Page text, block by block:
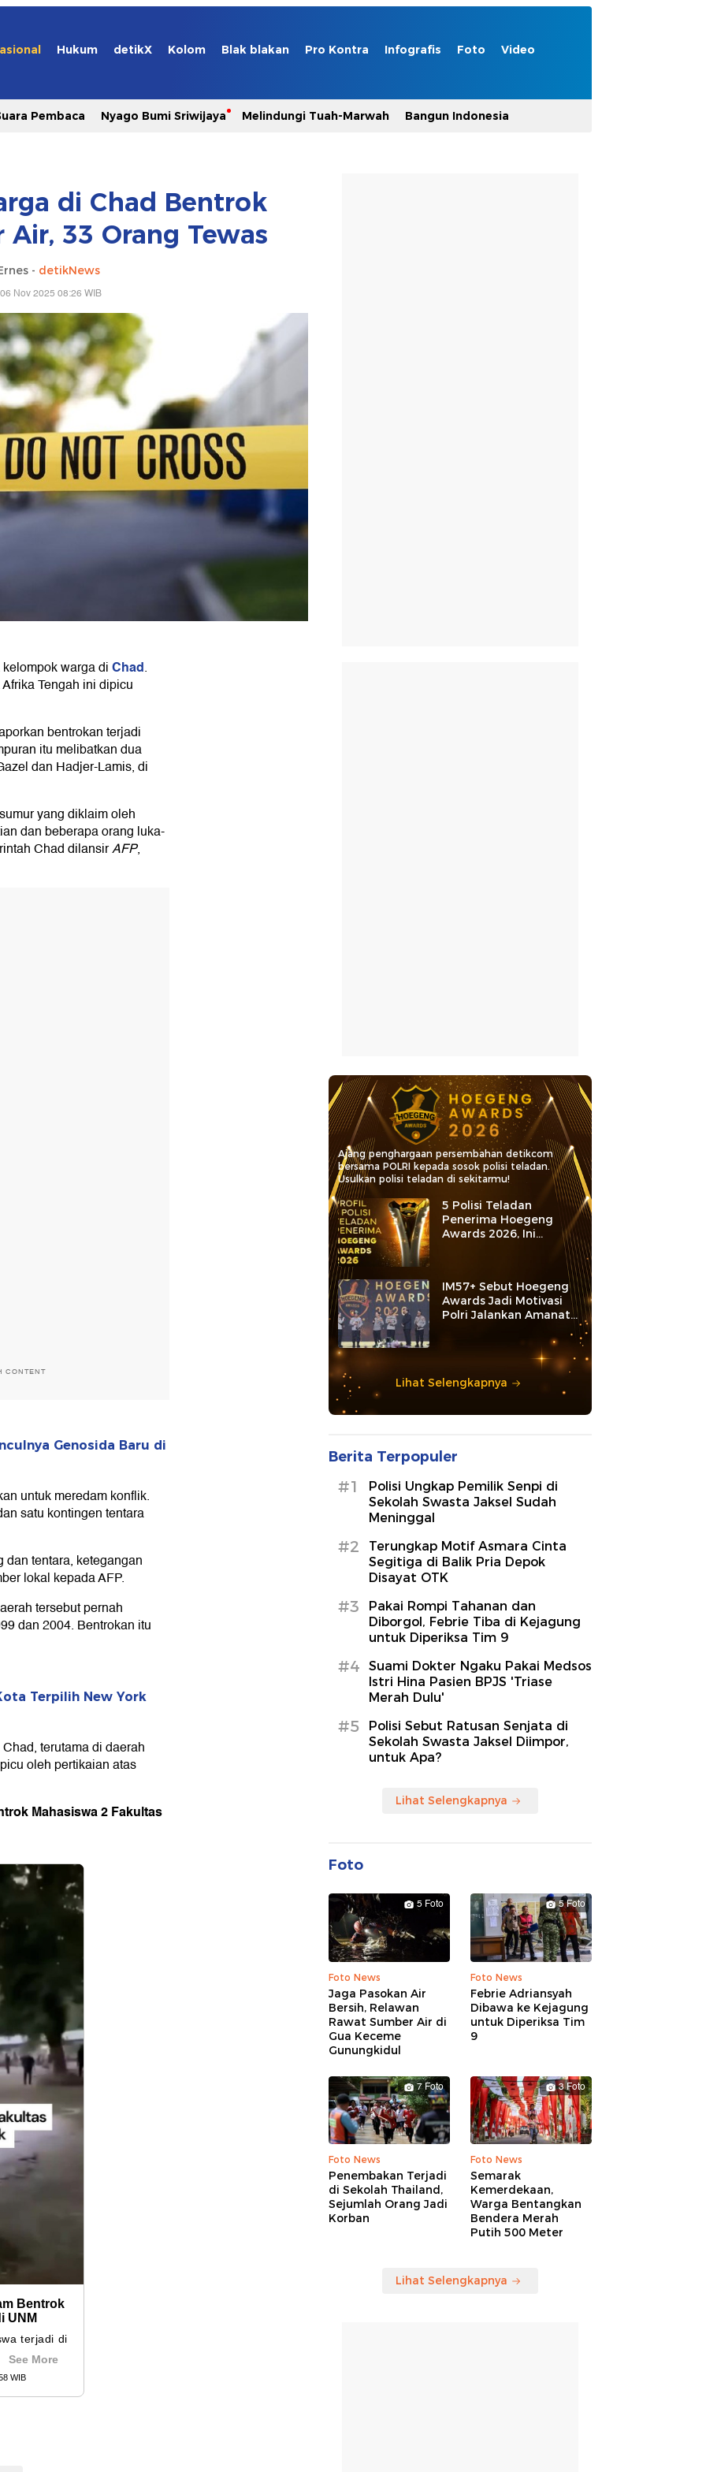
Hukum detikX Kolom Blak blakan Pro Kontra Infografis Foto Video
Pembaca Nyago Bumi Sriwijaya Melindungi Tuah-Marwah Bangun Indonesia
di Chad Bentrok
33 Orang Tewas
- detikNews
Nov 2025 08:26 WIB
warga diChad.
Tengah ini dipicu
bentrokan terjadi
itu melibatkan dua
dan Hadjer-Lamis, di
yang diklaim oleh
dan beberapa orang luka-
Chad dilansirAFP,
CONTENT
Genosida Baru di
untuk meredam konflik.
satu kontingen tentara
tentara, ketegangan
lokal kepada AFP.
tersebut pernah
dan 2004. Bentrokan itu
Terpilih New York
terutama di daerah
oleh pertikaian atas
Mahasiswa 2 Fakultas
Ajang penghargaan persembahan detikcom
bersama POLRI kepada sosok polisi teladan.
Usulkan polisi teladan di sekitarmu!
5 Polisi Teladan
Penerima Hoegeng
Awards 2026, Ini
Kategori dan Kiprahnya
IM57+ Sebut Hoegeng
Awards Jadi Motivasi
Polri Jalankan Amanat
Lihat Selengkapnya
Berita Terpopuler
#1
Polisi Ungkap Pemilik Senpi di
Sekolah Swasta Jaksel Sudah
Meninggal
#2
Terungkap Motif Asmara Cinta
Segitiga di Balik Pria Depok
Disayat OTK
#3
Pakai Rompi Tahanan dan
Diborgol, Febrie Tiba di Kejagung
untuk Diperiksa Tim 9
#4
Suami Dokter Ngaku Pakai Medsos
Istri Hina Pasien BPJS 'Triase
Merah Dulu'
#5
Polisi Sebut Ratusan Senjata di
Sekolah Swasta Jaksel Diimpor,
untuk Apa?
Lihat Selengkapnya
Foto
5 Foto
Foto News
Jaga Pasokan Air
Bersih, Relawan
Rawat Sumber Air di
Gua Keceme
Gunungkidul
5 Foto
Foto News
Febrie Adriansyah
Dibawa ke Kejagung
untuk Diperiksa Tim
9
7 Foto
Foto News
Penembakan Terjadi
di Sekolah Thailand,
Sejumlah Orang Jadi
Korban
3 Foto
Foto News
Semarak
Kemerdekaan,
Warga Bentangkan
Bendera Merah
Putih 500 Meter
Lihat Selengkapnya